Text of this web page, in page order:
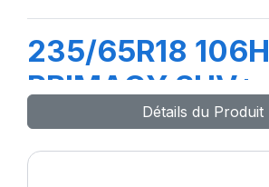
235/65R18 106H
PRIMACY SUV+
Détails du Produit